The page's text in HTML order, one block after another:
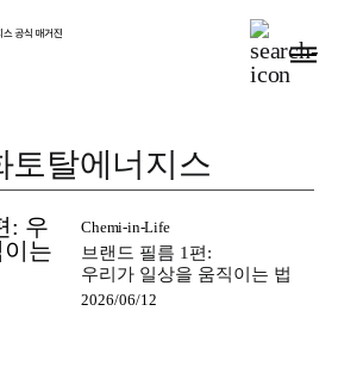
토탈에너지스
Chemi-in-Life
브랜드 필름 1편:
우리가 일상을 움직이는 법
2026/06/12